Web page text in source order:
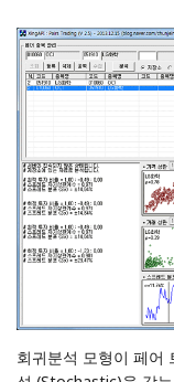
회귀분석 모형이 페어